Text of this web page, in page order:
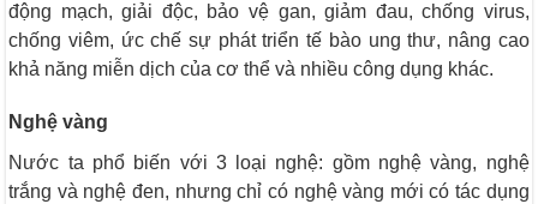
động mạch, giải độc, bảo vệ gan, giảm đau, chống virus,
chống viêm, ức chế sự phát triển tế bào ung thư, nâng cao
khả năng miễn dịch của cơ thể và nhiều công dụng khác.
Nghệ vàng
Nước ta phổ biến với 3 loại nghệ: gồm nghệ vàng, nghệ
trắng và nghệ đen, nhưng chỉ có nghệ vàng mới có tác dụng